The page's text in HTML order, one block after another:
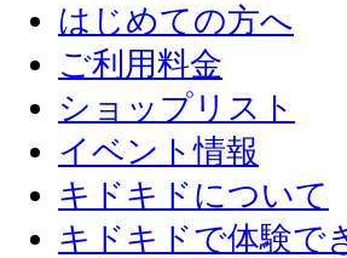
はじめての方へ
ご利用料金
ショップリスト
イベント情報
キドキドについて
キドキドで体験で